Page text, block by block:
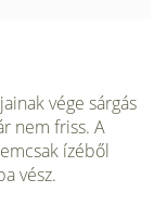
vége sárgás
nem friss. A
ízéből
vész.